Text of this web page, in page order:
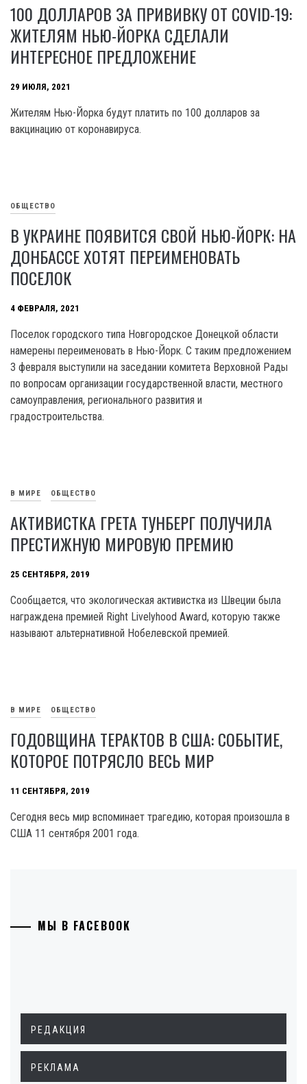
100 ДОЛЛАРОВ ЗА ПРИВИВКУ ОТ COVID-19:
ЖИТЕЛЯМ НЬЮ-ЙОРКА СДЕЛАЛИ
ИНТЕРЕСНОЕ ПРЕДЛОЖЕНИЕ
29 ИЮЛЯ, 2021
Жителям Нью-Йорка будут платить по 100 долларов за
вакцинацию от коронавируса.
ОБЩЕСТВО
В УКРАИНЕ ПОЯВИТСЯ СВОЙ НЬЮ-ЙОРК: НА
ДОНБАССЕ ХОТЯТ ПЕРЕИМЕНОВАТЬ
ПОСЕЛОК
4 ФЕВРАЛЯ, 2021
Поселок городского типа Новгородское Донецкой области
намерены переименовать в Нью-Йорк. С таким предложением
3 февраля выступили на заседании комитета Верховной Рады
по вопросам организации государственной власти, местного
самоуправления, регионального развития и
градостроительства.
В МИРЕ ОБЩЕСТВО
АКТИВИСТКА ГРЕТА ТУНБЕРГ ПОЛУЧИЛА
ПРЕСТИЖНУЮ МИРОВУЮ ПРЕМИЮ
25 СЕНТЯБРЯ, 2019
Сообщается, что экологическая активистка из Швеции была
награждена премией Right Livelyhood Award, которую также
называют альтернативной Нобелевской премией.
В МИРЕ ОБЩЕСТВО
ГОДОВЩИНА ТЕРАКТОВ В США: СОБЫТИЕ,
КОТОРОЕ ПОТРЯСЛО ВЕСЬ МИР
11 СЕНТЯБРЯ, 2019
Сегодня весь мир вспоминает трагедию, которая произошла в
США 11 сентября 2001 года.
МЫ В FACEBOOK
РЕДАКЦИЯ
РЕКЛАМА